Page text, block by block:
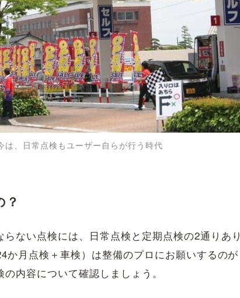
、日常点検もユーザー自らが行う時代
？
ない点検には、日常点検と定期点検の2通りあり
か月点検＋車検）は整備のプロにお願いするのが
内容について確認しましょう。